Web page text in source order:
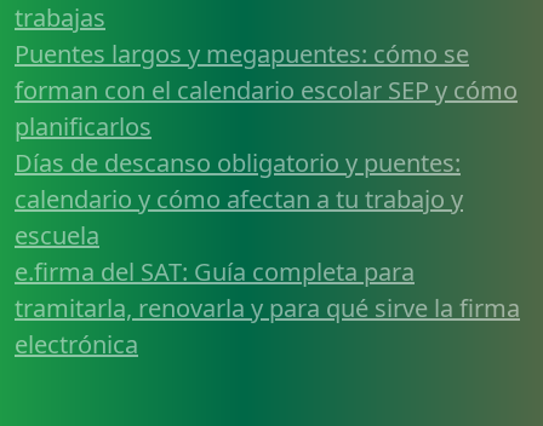
trabajas
Puentes largos y megapuentes: cómo se
forman con el calendario escolar SEP y cómo
planificarlos
Días de descanso obligatorio y puentes:
calendario y cómo afectan a tu trabajo y
escuela
e.firma del SAT: Guía completa para
tramitarla, renovarla y para qué sirve la firma
electrónica